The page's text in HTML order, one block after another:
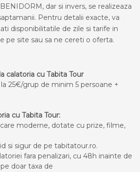
dar si invers, se realizeaza
Pentru detalii exacte, va
disponibilitatile de zile si tarife in
pe site sau sa ne cereti o oferta.
calatoria cu Tabita Tour
25€/grup de minim 5 persoane +
cu Tabita Tour:
moderne, dotate cu prize, filme,
si sigur de pe tabitatour.ro.
fara penalizari, cu 48h inainte de
doar taxa de